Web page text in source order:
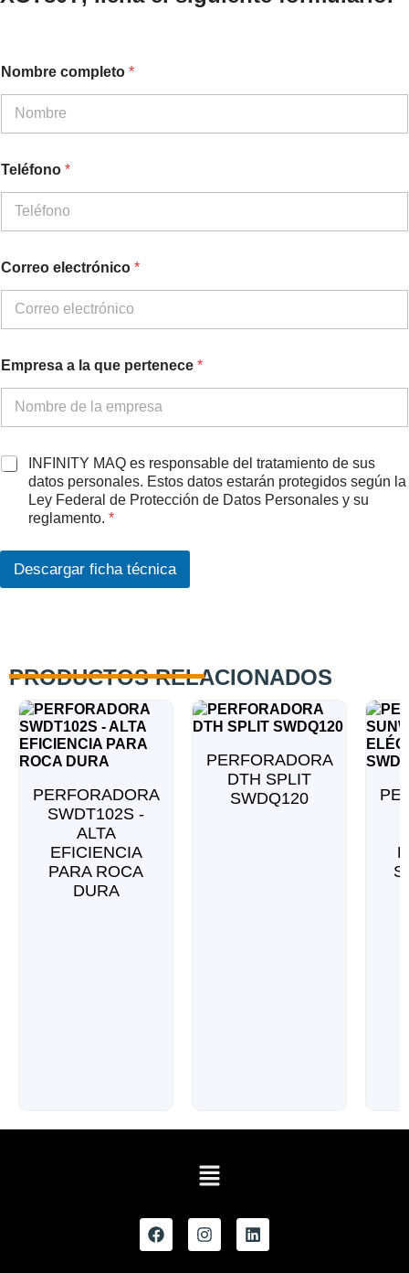
Nombre completo *
Teléfono *
e
r
e
c
e
e
é
q
e
Correo electrónico *
Empresa a la que pertenece *
A
d
R
INFINITY MAQ es responsable del tratamiento de sus
datos personales. Estos datos estarán protegidos según la
Ley Federal de Protección de Datos Personales y su
reglamento. *
Descargar ficha técnica
PRODUCTOS RELACIONADOS
PERFORADORA
SWDT102S -
ALTA
EFICIENCIA
PARA ROCA
DURA
PERFORADORA
DTH SPLIT
SWDQ120